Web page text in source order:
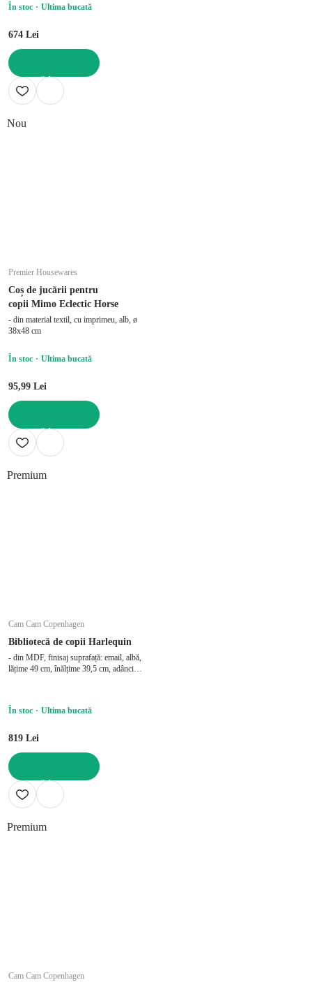
În stoc Ultima bucată
674 Lei
ADAUGĂ ÎN COȘ
Nou
Premier Housewares
Coș de jucării pentru
copii Mimo Eclectic Horse
- din material textil, cu imprimeu, alb, ø
38x48 cm
În stoc Ultima bucată
95,99 Lei
ADAUGĂ ÎN COȘ
Premium
Cam Cam Copenhagen
Bibliotecă de copii Harlequin
- din MDF, finisaj suprafață: email, albă,
lățime 49 cm, înălțime 39,5 cm, adâncime
În stoc Ultima bucată
819 Lei
ADAUGĂ ÎN COȘ
Premium
Cam Cam Copenhagen